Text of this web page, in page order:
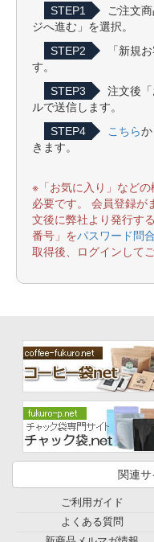
STEP1
ご注文
ジへ進む」を選択。
STEP2
「新規
す。
STEP3
注文後
ルで送信します。
STEP4
こちら
きます。
※「お気に入り」など
必要です。 会員登録が
文後に弊社より発行す
番号」をパスワード問
取得後、ログインして
関連
ご利用ガイド
よくある質問